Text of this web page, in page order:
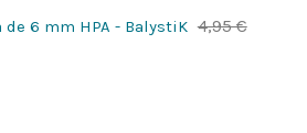
6 mm HPA - BalystiK 4,95 €